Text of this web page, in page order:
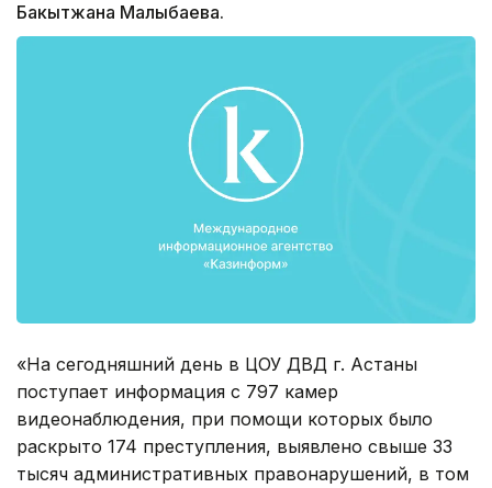
Бакытжана Малыбаева.
«На сегодняшний день в ЦОУ ДВД г. Астаны
поступает информация с 797 камер
видеонаблюдения, при помощи которых было
раскрыто 174 преступления, выявлено свыше 33
тысяч административных правонарушений, в том